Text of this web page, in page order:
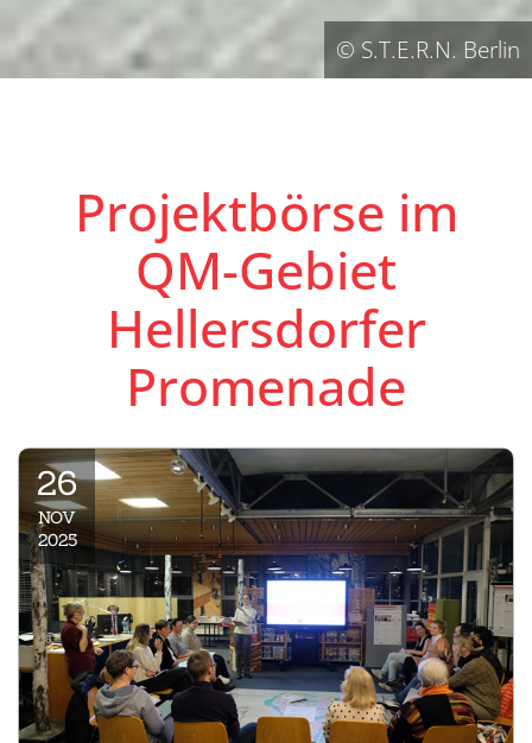
© S.T.E.R.N. Berlin
Projektbörse im
QM-Gebiet
Hellersdorfer
Promenade
26
NOV
2025